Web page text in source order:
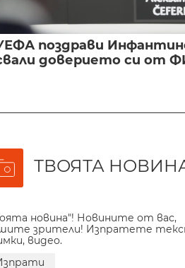
поздрави
доверието си от
ТВОЯТА
новина"! Новините от вас,
зрители! Изпратете
видео.